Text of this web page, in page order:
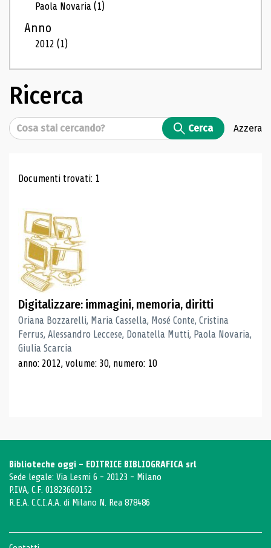
Paola Novaria(1)
Anno
2012(1)
Ricerca
Cerca Cerca Azzera
Risultati di ricerca
Documenti trovati: 1
Digitalizzare: immagini, memoria, diritti
Oriana Bozzarelli, Maria Cassella, Mosé Conte, Cristina
Ferrus, Alessandro Leccese, Donatella Mutti, Paola Novaria,
Giulia Scarcia
anno: 2012, volume: 30, numero: 10
Biblioteche oggi - EDITRICE BIBLIOGRAFICA srl
Sede legale: Via Lesmi 6 - 20123 - Milano
P.IVA, C.F. 01823660152
R.E.A. C.C.I.A.A. di Milano N. Rea 878486